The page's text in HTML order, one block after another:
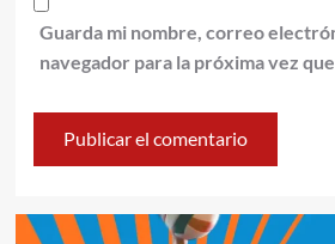
Guarda mi nombre, correo
navegador para la próxima vez